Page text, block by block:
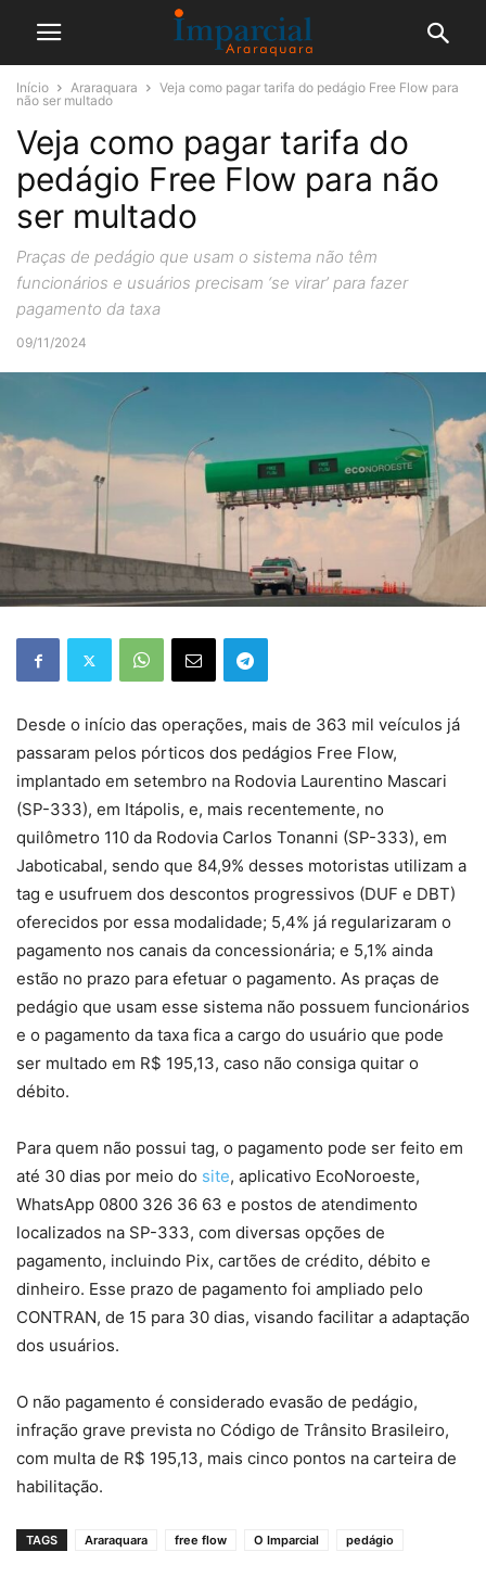
Início Araraquara
Veja como pagar tarifa do pedágio Free Flow para
não ser multado
Veja como pagar tarifa do
pedágio Free Flow para não
ser multado
Praças de pedágio que usam o sistema não têm
funcionários e usuários precisam ‘se virar’ para fazer
pagamento da taxa
09/11/2024
Desde o início das operações, mais de 363 mil veículos já
passaram pelos pórticos dos pedágios Free Flow,
implantado em setembro na Rodovia Laurentino Mascari
(SP-333), em Itápolis, e, mais recentemente, no
quilômetro 110 da Rodovia Carlos Tonanni (SP-333), em
Jaboticabal, sendo que 84,9% desses motoristas utilizam a
tag e usufruem dos descontos progressivos (DUF e DBT)
oferecidos por essa modalidade; 5,4% já regularizaram o
pagamento nos canais da concessionária; e 5,1% ainda
estão no prazo para efetuar o pagamento. As praças de
pedágio que usam esse sistema não possuem funcionários
e o pagamento da taxa fica a cargo do usuário que pode
ser multado em R$ 195,13, caso não consiga quitar o
débito.
Para quem não possui tag, o pagamento pode ser feito em
até 30 dias por meio do site, aplicativo EcoNoroeste,
WhatsApp 0800 326 36 63 e postos de atendimento
localizados na SP-333, com diversas opções de
pagamento, incluindo Pix, cartões de crédito, débito e
dinheiro. Esse prazo de pagamento foi ampliado pelo
CONTRAN, de 15 para 30 dias, visando facilitar a adaptação
dos usuários.
O não pagamento é considerado evasão de pedágio,
infração grave prevista no Código de Trânsito Brasileiro,
com multa de R$ 195,13, mais cinco pontos na carteira de
habilitação.
TAGS Araraquara free flow O Imparcial pedágio